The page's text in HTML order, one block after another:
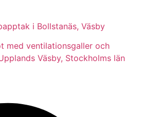
i Bollstanäs, Väsby
med ventilationsgaller och
Väsby, Stockholms län